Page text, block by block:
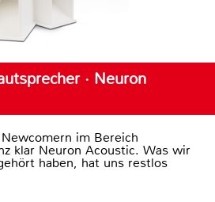
· Neuron
im Bereich
klar Neuron Acoustic. Was wir
haben, hat uns restlos